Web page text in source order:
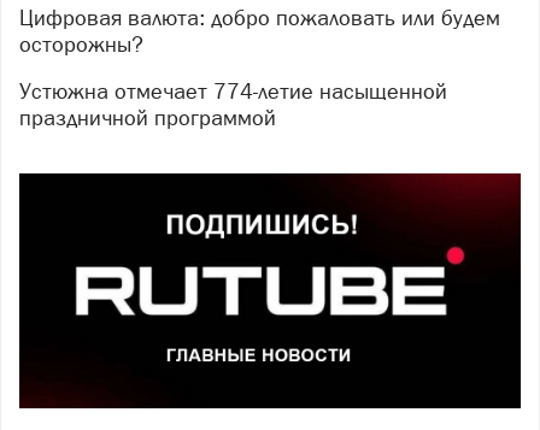
Цифровая валюта: добро пожаловать или будем
осторожны?
Устюжна отмечает 774-летие насыщенной
праздничной программой